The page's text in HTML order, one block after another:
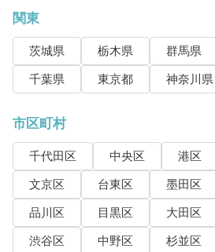
関東
茨城県 栃木県 群馬県
千葉県
東京都 神奈川県
市区町村
千代田区 中央区 港区
文京区
台東区 墨田区
品川区
目黒区 大田区
渋谷区
中野区 杉並区